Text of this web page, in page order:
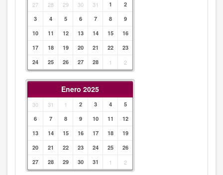
27 28 29 30 31 1
2
3
4 5 6 7 8
9
10
11 12 13 14 15
16
17
18 19 20 21 22
23
24
25 26 27 28 1 2
Enero 2025
30 31 1 2 3 4
5
6
7 8 9 10 11
12
13
14 15 16 17 18
19
20
21 22 23 24 25
26
27
28 29 30 31 1 2